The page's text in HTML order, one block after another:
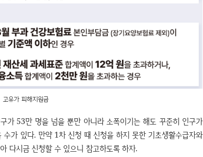
고유가 피해지원금
가 53만 명을 넘을 뿐만 아니라 소폭이기는 해도 꾸준히 인구가
가 있다. 만약 1차 신청 때 신청을 하지 못한 기초생활수급자와
다시금 신청할 수 있으니 참고하도록 하자.